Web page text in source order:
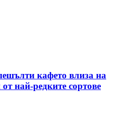
кафето влиза на
най-редките сортове